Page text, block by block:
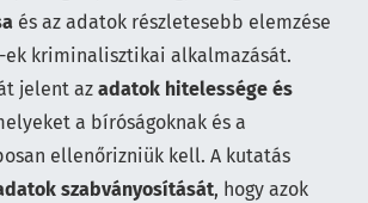
és az adatok részletesebb elemzése
ek kriminalisztikai alkalmazását.
jelent az adatok hitelessége és
a bíróságoknak és a
ellenőrizniük kell. A kutatás
szabványosítását, hogy azok